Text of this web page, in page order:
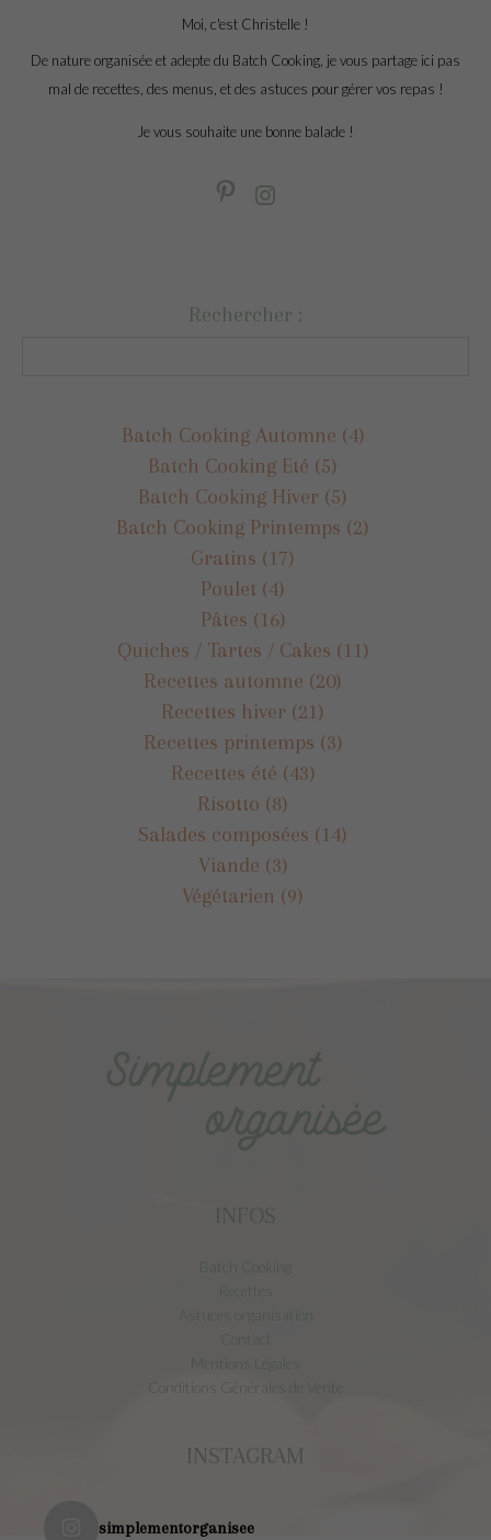
Moi, c'est Christelle !
De nature organisée et adepte du Batch Cooking, je vous partage ici pas
mal de recettes, des menus, et des astuces pour gérer vos repas !
Je vous souhaite une bonne balade !
Rechercher :
Batch Cooking Automne (4)
Batch Cooking Eté (5)
Batch Cooking Hiver (5)
Batch Cooking Printemps (2)
Gratins (17)
Poulet (4)
Pâtes (16)
Quiches / Tartes / Cakes (11)
Recettes automne (20)
Recettes hiver (21)
Recettes printemps (3)
Recettes été (43)
Risotto (8)
Salades composées (14)
Viande (3)
Végétarien (9)
INFOS
Conditions Générales de Vente
INSTAGRAM
simplementorganisee